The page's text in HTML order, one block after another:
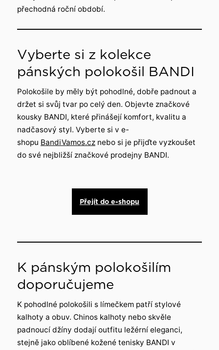
přechodná roční období.
Vyberte si z kolekce
pánských polokošil BANDI
Polokošile by měly být pohodlné, dobře padnout a
držet si svůj tvar po celý den. Objevte značkové
kousky BANDI, které přinášejí komfort, kvalitu a
nadčasový styl. Vyberte si v e-
shopu BandiVamos.cz nebo si je přijďte vyzkoušet
do své nejbližší značkové prodejny BANDI.
Přejít do e-shopu
K pánským polokošilím
doporučujeme
K pohodlné polokošili s límečkem patří stylové
kalhoty a obuv. Chinos kalhoty nebo skvěle
padnoucí džíny dodají outfitu ležérní eleganci,
stejně jako oblíbené kožené tenisky BANDI v